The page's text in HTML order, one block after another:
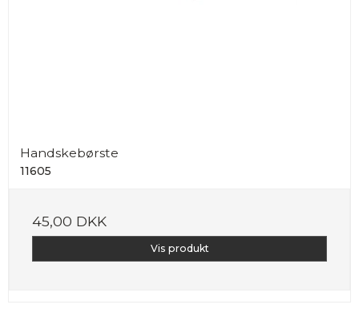
Handskebørste
11605
45,00 DKK
Vis produkt